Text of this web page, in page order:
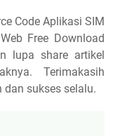
Code Aplikasi SIM
Free Download
lupa share artikel
Terimakasih
sukses selalu.